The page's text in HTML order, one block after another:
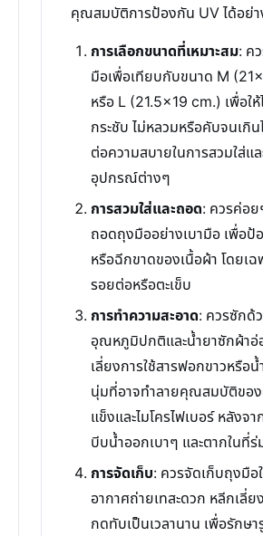
คุณสมบัติการป้องกัน UV ได้อย่
การเลือกขนาดที่เหมาะสม: ค
มือเพื่อเทียบกับขนาด M
หรือ L (21.5x19 cm.) เพื่อใ
กระชับ ไม่หลวมหรือคับจนเกิ
ต่อความสบายในการสวมใส่แ
อุปกรณ์ต่างๆ
การสวมใส่และถอด: ควรค่อย
ถอดถุงมืออย่างเบามือ เพื่อป้
หรือฉีกขาดของเนื้อผ้า โดยเฉ
รอยต่อหรือตะเข็บ
การทำความสะอาด: ควรซักด้
อุณหภูมิปกติและน้ำยาซักผ้า
เลี่ยงการใช้สารฟอกขาวหรือ
นุ่มที่อาจทำลายคุณสมบัติของ
แข็งและไมโครไฟเบอร์ หลังจ
บีบน้ำออกเบาๆ และตากในที่
การจัดเก็บ: ควรจัดเก็บถุงมือ
อากาศถ่ายเทสะดวก หลีกเลี่
กดทับเป็นเวลานาน เพื่อรักษ